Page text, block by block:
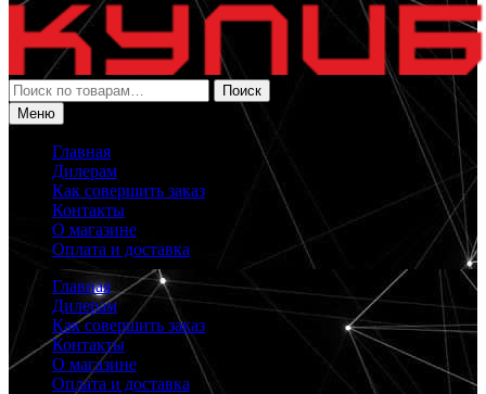
Искать:
Поиск
Меню
Главная
Дилерам
Как совершить заказ
Контакты
О магазине
Оплата и доставка
Главная
Дилерам
Как совершить заказ
Контакты
О магазине
Оплата и доставка